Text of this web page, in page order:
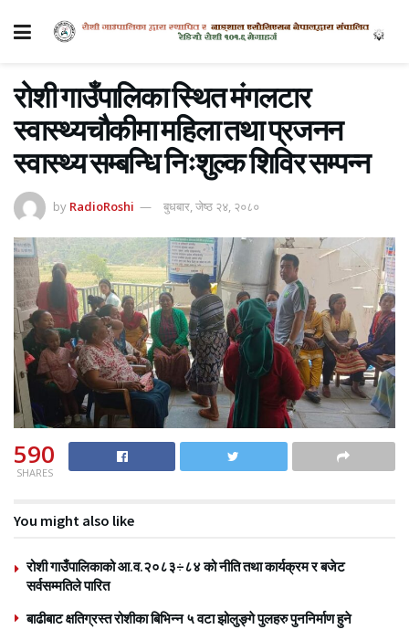
रोशी गाउँपालिका स्थित मंगलटार
स्वास्थ्यचौकीमा महिला तथा प्रजनन
स्वास्थ्य सम्बन्धि निःशुल्क शिविर सम्पन्न
by RadioRoshi बुधबार, जेष्ठ २४, २०८०
590
SHARES
You might also like
रोशी गाउँपालिकाको आ.व.२०८३÷८४ को नीति तथा कार्यक्रम र बजेट
सर्वसम्मतिले पारित
बाढीबाट क्षतिग्रस्त रोशीका बिभिन्न ५ वटा झोलुङ्गे पुलहरु पुननिर्माण हुने